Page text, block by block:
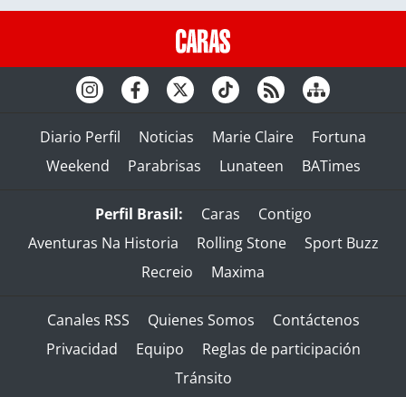
Diario Perfil Noticias Marie Claire
Fortuna
Weekend
Parabrisas Lunateen BATimes
Perfil Brasil: Caras
Contigo
Aventuras Na Historia
Rolling Stone
Sport Buzz
Recreio
Maxima
Canales RSS Quienes Somos
Contáctenos
Privacidad
Equipo
Reglas de participación
Tránsito